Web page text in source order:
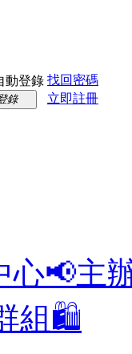
動登錄 找回密碼
錄 立即註冊
心📢主
組🛍️